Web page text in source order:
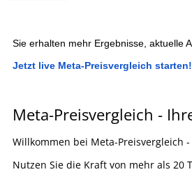
Sie erhalten mehr Ergebnisse, aktuelle
Jetzt live Meta-Preisvergleich starten!
Meta-Preisvergleich -
Willkommen bei Meta-Preisvergleich
Nutzen Sie die Kraft von mehr als 20